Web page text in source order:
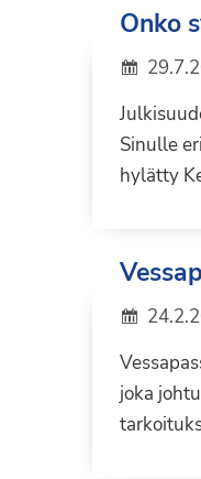
Onko
Sinulle
hylätty
joka